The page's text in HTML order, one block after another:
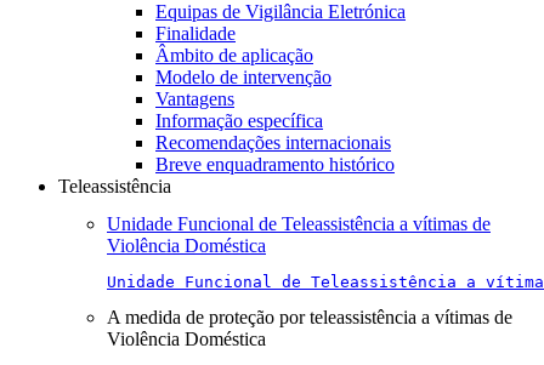
Equipas de Vigilância Eletrónica
Finalidade
Âmbito de aplicação
Modelo de intervenção
Vantagens
Informação específica
Recomendações internacionais
Breve enquadramento histórico
Teleassistência
Unidade Funcional de Teleassistência a vítimas de
Violência Doméstica
Unidade Funcional de Teleassistência a
A medida de proteção por teleassistência a vítimas de
Violência Doméstica